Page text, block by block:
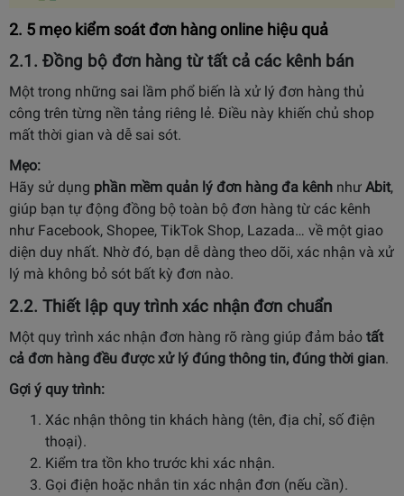
2. 5 mẹo kiểm soát đơn hàng online hiệu quả
2.1. Đồng bộ đơn hàng từ tất cả các kênh bán
Một trong những sai lầm phổ biến là xử lý đơn hàng thủ
công trên từng nền tảng riêng lẻ. Điều này khiến chủ shop
mất thời gian và dễ sai sót.
Mẹo:
Hãy sử dụng phần mềm quản lý đơn hàng đa kênh như Abit,
giúp bạn tự động đồng bộ toàn bộ đơn hàng từ các kênh
như Facebook, Shopee, TikTok Shop, Lazada… về một giao
diện duy nhất. Nhờ đó, bạn dễ dàng theo dõi, xác nhận và xử
lý mà không bỏ sót bất kỳ đơn nào.
2.2. Thiết lập quy trình xác nhận đơn chuẩn
Một quy trình xác nhận đơn hàng rõ ràng giúp đảm bảo tất
cả đơn hàng đều được xử lý đúng thông tin, đúng thời gian.
Gợi ý quy trình:
Xác nhận thông tin khách hàng (tên, địa chỉ, số điện
thoại).
Kiểm tra tồn kho trước khi xác nhận.
Gọi điện hoặc nhắn tin xác nhận đơn (nếu cần).